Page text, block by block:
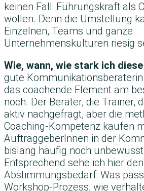
keinen Fall: Führungskraft als
wollen. Denn die Umstellung
Einzelnen, Teams und ganze
Unternehmenskulturen riesig
Wie, wann, wie stark ich
gute
das coachende Element am
noch. Der Berater, die Trainer,
aktiv nachgefragt, aber die
Coaching-Kompetenz kaufen
AuftraggeberInnen in der
bislang häufig noch
Entsprechend sehe ich hier
Abstimmungsbedarf: Was
Workshop-Prozess, wie